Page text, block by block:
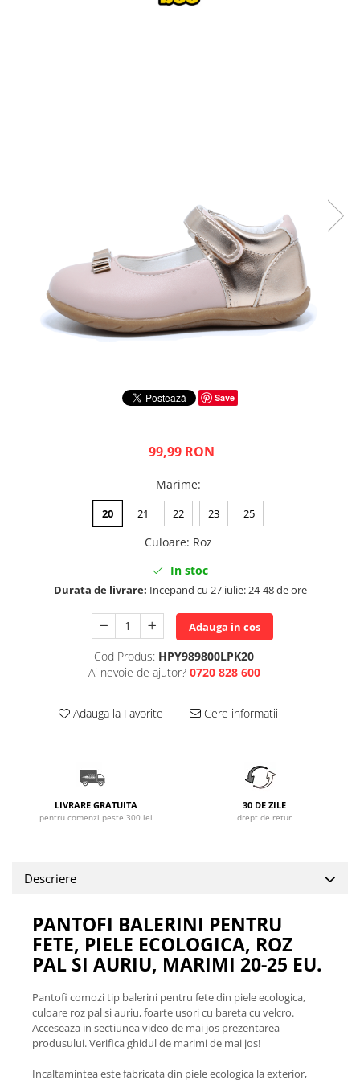
Save
99,99 RON
Marime:
20 21 22 23 25
Culoare: Roz
In stoc
Durata de livrare: Incepand cu 27 iulie: 24-48 de ore
Adauga in cos
Cod Produs: HPY989800LPK20
Ai nevoie de ajutor? 0720 828 600
Adauga la Favorite Cere informatii
LIVRARE GRATUITA
pentru comenzi peste 300 lei
30 DE ZILE
drept de retur
Descriere
PANTOFI BALERINI PENTRU
FETE, PIELE ECOLOGICA, ROZ
PAL SI AURIU, MARIMI 20-25 EU.
Pantofi comozi tip balerini pentru fete din piele ecologica,
culoare roz pal si auriu, foarte usori cu bareta cu velcro.
Acceseaza in sectiunea video de mai jos prezentarea
produsului. Verifica ghidul de marimi de mai jos!
Incaltamintea este fabricata din piele ecologica la exterior,